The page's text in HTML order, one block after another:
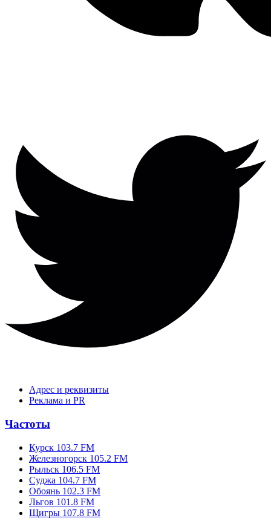
Адрес и реквизиты
Реклама и PR
Частоты
Курск 103.7 FM
Железногорск 105.2 FM
Рыльск 106.5 FM
Суджа 104.7 FM
Обоянь 102.3 FM
Льгов 101.8 FM
Щигры 107.8 FM